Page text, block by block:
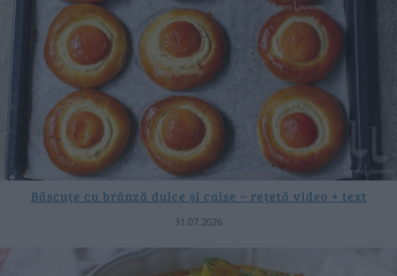
Băscuțe cu brânză dulce și caise – rețetă video + text
31.07.2026